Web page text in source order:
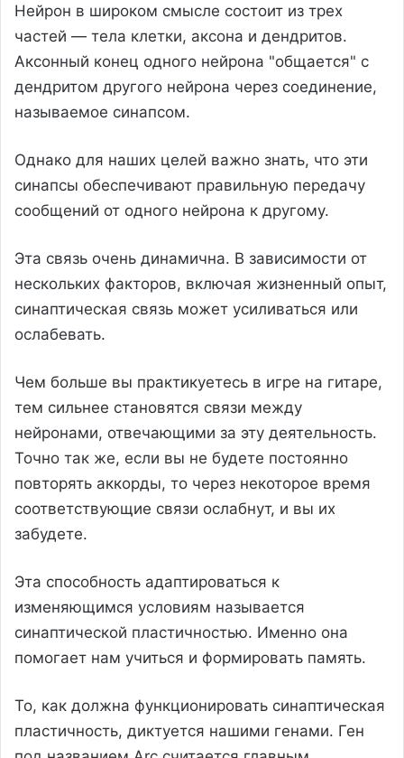
Нейрон в широком смысле состоит из трех
частей — тела клетки, аксона и дендритов.
Аксонный конец одного нейрона "общается" с
дендритом другого нейрона через соединение,
называемое синапсом.
Однако для наших целей важно знать, что эти
синапсы обеспечивают правильную передачу
сообщений от одного нейрона к другому.
Эта связь очень динамична. В зависимости от
нескольких факторов, включая жизненный опыт,
синаптическая связь может усиливаться или
ослабевать.
Чем больше вы практикуетесь в игре на гитаре,
тем сильнее становятся связи между
нейронами, отвечающими за эту деятельность.
Точно так же, если вы не будете постоянно
повторять аккорды, то через некоторое время
соответствующие связи ослабнут, и вы их
забудете.
Эта способность адаптироваться к
изменяющимся условиям называется
синаптической пластичностью. Именно она
помогает нам учиться и формировать память.
То, как должна функционировать синаптическая
пластичность, диктуется нашими генами. Ген